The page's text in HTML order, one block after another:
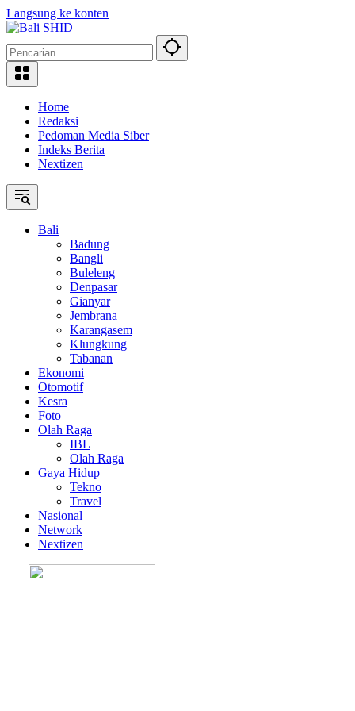
Langsung ke konten
Home
Redaksi
Pedoman Media Siber
Indeks Berita
Nextizen
Bali
Badung
Bangli
Buleleng
Denpasar
Gianyar
Jembrana
Karangasem
Klungkung
Tabanan
Ekonomi
Otomotif
Kesra
Foto
Olah Raga
IBL
Olah Raga
Gaya Hidup
Tekno
Travel
Nasional
Network
Nextizen